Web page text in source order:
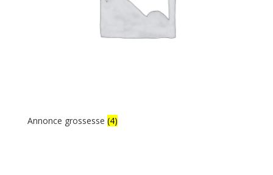
Annonce grossesse (4)